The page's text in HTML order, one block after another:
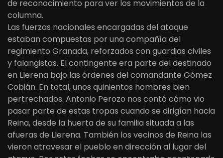
de reconocimiento para ver los movimientos de la
columna.
Las fuerzas nacionales encargadas del ataque
estaban compuestas por una compañía del
regimiento Granada, reforzados con guardias civiles
y falangistas. El contingente era parte del destinado
en Llerena bajo las órdenes del comandante Gómez
Cobián. En total, unos quinientos hombres bien
pertrechados. Antonio Perozo nos contó cómo vio
pasar parte de estas tropas cuando se dirigían hacia
Reina, desde la huerta de su familia situada a las
afueras de Llerena. También los vecinos de Reina las
vieron atravesar el pueblo en dirección al lugar del